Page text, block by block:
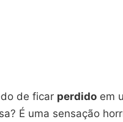
de ficar perdido em
É uma sensação